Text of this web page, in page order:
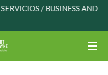
/ BUSINESS AND